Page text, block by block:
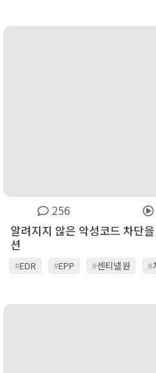
256
알려지지 않은 악성코드 차단
션
#EDR #EPP #센티넬원 #